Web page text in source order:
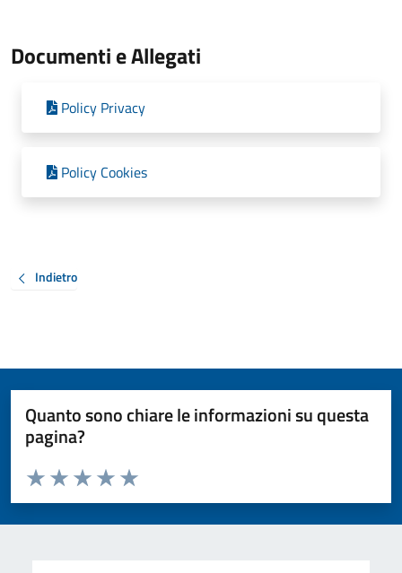
Documenti e Allegati
Policy Privacy
Policy Cookies
Indietro
Quanto sono chiare le informazioni su questa
pagina?
Valuta da 1 a 5 stelle la pagina
Valuta 5 stelle su 5
Valuta 4 stelle su 5
Valuta 3 stelle su 5
Valuta 2 stelle su 5
Valuta 1 stelle su 5